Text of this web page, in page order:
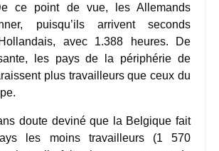
ce point de vue, les Allemands
puisqu’ils arrivent seconds
avec 1.388 heures. De
les pays de la périphérie de
plus travailleurs que ceux du
doute deviné que la Belgique fait
les moins travailleurs (1 570